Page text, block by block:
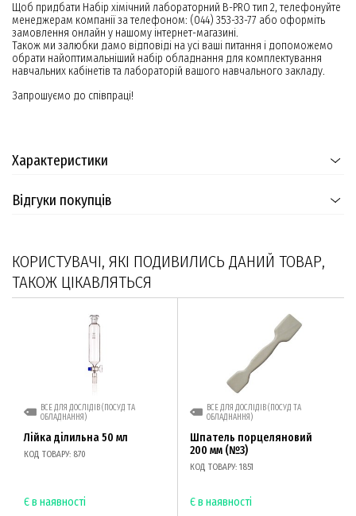
Щоб придбати Набір хімічний лабораторний B-PRO тип 2, телефонуйте
менеджерам компанії за телефоном: (044) 353-33-77 або оформіть
замовлення онлайн у нашому інтернет-магазині.
Також ми залюбки дамо відповіді на усі ваші питання і допоможемо
обрати найоптимальніший набір обладнання для комплектування
навчальних кабінетів та лабораторій вашого навчального закладу.
Запрошуємо до співпраці!
Характеристики
Відгуки покупців
КОРИСТУВАЧІ, ЯКІ ПОДИВИЛИСЬ ДАНИЙ ТОВАР,
ТАКОЖ ЦІКАВЛЯТЬСЯ
ВСЕ ДЛЯ ДОСЛІДІВ (ПОСУД ТА
ОБЛАДНАННЯ)
Лійка ділильна 50 мл
КОД ТОВАРУ: 870
Є в наявності
ВСЕ ДЛЯ ДОСЛІДІВ (ПОСУД ТА
ОБЛАДНАННЯ)
Шпатель порцеляновий
200 мм (№3)
КОД ТОВАРУ: 1851
Є в наявності